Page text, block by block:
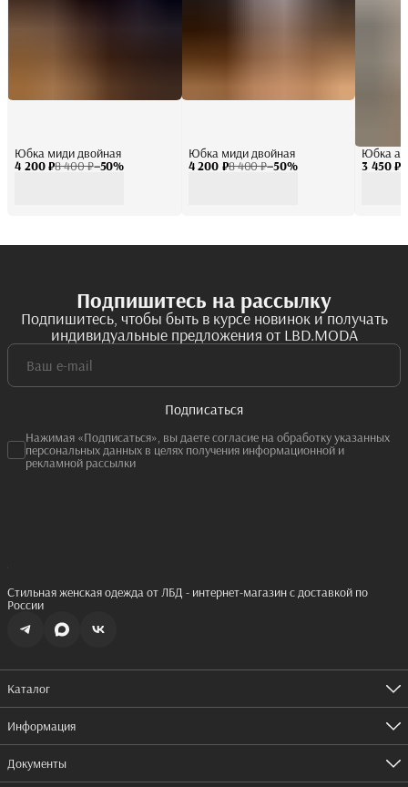
4 200 ₽8 400 ₽−50%
Юбка миди двойная
4 200 ₽8 400 ₽−50%
Юбка миди двойная
3 450 ₽
Юбка
Подпишитесь на рассылку
Подпишитесь, чтобы быть в курсе новинок и получать
индивидуальные предложения от LBD.MODA
Подписаться
Нажимая «Подписаться», вы даете согласие на обработку указанных
персональных данных в целях получения информационной и
рекламной рассылки
Стильная женская одежда от ЛБД - интернет-магазин с доставкой по
России
Каталог
Одежда
Обувь
Аксессуары
Информация
Оплата
Доставка
Правила возврата
Документы